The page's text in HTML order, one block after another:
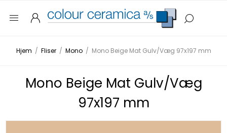
Hjem / Fliser / Mono / Mono Beige Mat Gulv/Væg 97x197 mm
Mono Beige Mat Gulv/Væg
97x197 mm